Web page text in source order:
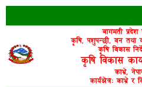
Skip
content
बागमती प्रदेश
कृषि, पशुपन्छी, वन तथा
कृषि विकास
कृषि विकास
काभ्रे,
कार्यक्षेत्र: काभ्रे र